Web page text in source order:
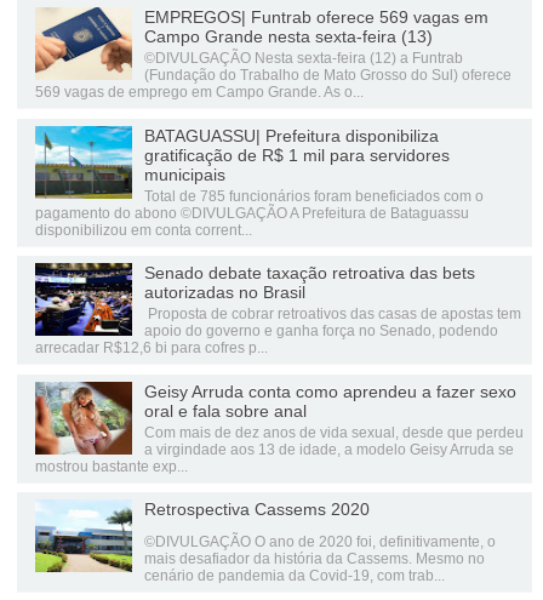
EMPREGOS| Funtrab oferece 569 vagas em
Campo Grande nesta sexta-feira (13)
©DIVULGAÇÃO Nesta sexta-feira (12) a Funtrab
(Fundação do Trabalho de Mato Grosso do Sul) oferece
569 vagas de emprego em Campo Grande. As o...
BATAGUASSU| Prefeitura disponibiliza
gratificação de R$ 1 mil para servidores
municipais
Total de 785 funcionários foram beneficiados com o
pagamento do abono ©DIVULGAÇÃO A Prefeitura de Bataguassu
disponibilizou em conta corrent...
Senado debate taxação retroativa das bets
autorizadas no Brasil
Proposta de cobrar retroativos das casas de apostas tem
apoio do governo e ganha força no Senado, podendo
arrecadar R$12,6 bi para cofres p...
Geisy Arruda conta como aprendeu a fazer sexo
oral e fala sobre anal
Com mais de dez anos de vida sexual, desde que perdeu
a virgindade aos 13 de idade, a modelo Geisy Arruda se
mostrou bastante exp...
Retrospectiva Cassems 2020
©DIVULGAÇÃO O ano de 2020 foi, definitivamente, o
mais desafiador da história da Cassems. Mesmo no
cenário de pandemia da Covid-19, com trab...